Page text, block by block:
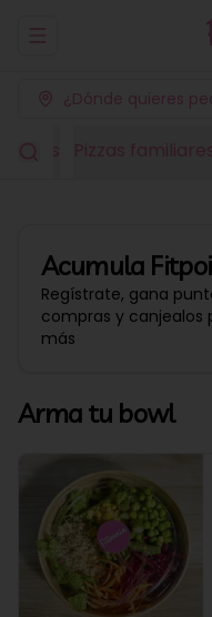
Abrir menu de
¿Dónde quieres
Pizzas
Acumula
Regístrate, gana
compras y canjealos
más
Arma tu bowl